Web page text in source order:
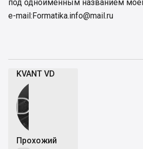
под одноименным названием
e-mail:Formatika.info@mail.ru
KVANT VD
Прохожий